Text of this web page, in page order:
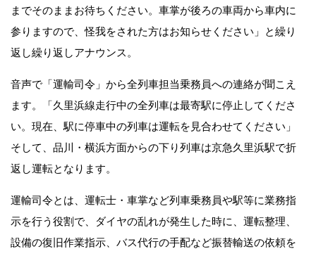
までそのままお待ちください。車掌が後ろの車両から車内に
参りますので、怪我をされた方はお知らせください」と繰り
返し繰り返しアナウンス。
音声で「運輸司令」から全列車担当乗務員への連絡が聞こえ
ます。「久里浜線走行中の全列車は最寄駅に停止してくださ
い。現在、駅に停車中の列車は運転を見合わせてください」
そして、品川・横浜方面からの下り列車は京急久里浜駅で折
返し運転となります。
運輸司令とは、運転士・車掌など列車乗務員や駅等に業務指
示を行う役割で、ダイヤの乱れが発生した時に、運転整理、
設備の復旧作業指示、バス代行の手配など振替輸送の依頼を